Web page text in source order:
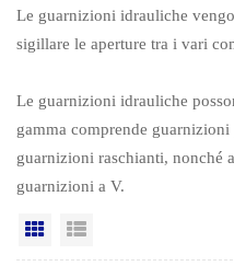
Le guarnizioni idrauliche
sigillare le aperture tra i vari
Le guarnizioni idrauliche
gamma comprende
guarnizioni raschianti, nonché
guarnizioni a V.
Vista a griglia